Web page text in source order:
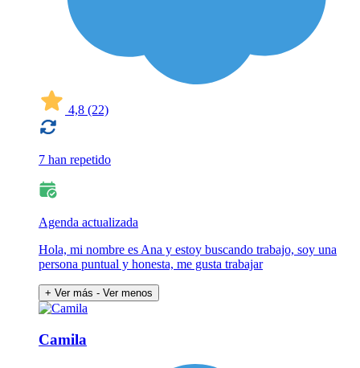
4,8 (22)
7 han repetido
Agenda actualizada
Hola, mi nombre es Ana y estoy buscando trabajo, soy una
persona puntual y honesta, me gusta trabajar
+ Ver más - Ver menos
Camila